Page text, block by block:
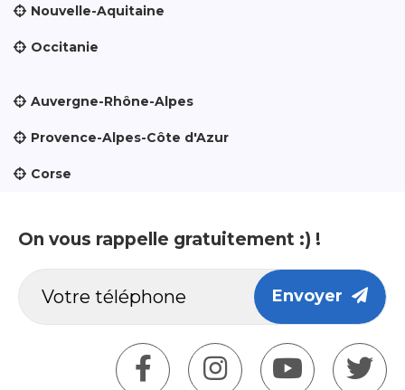
Nouvelle-Aquitaine
Occitanie
Auvergne-Rhône-Alpes
Provence-Alpes-Côte d'Azur
Corse
On vous rappelle gratuitement :) !
Envoyer